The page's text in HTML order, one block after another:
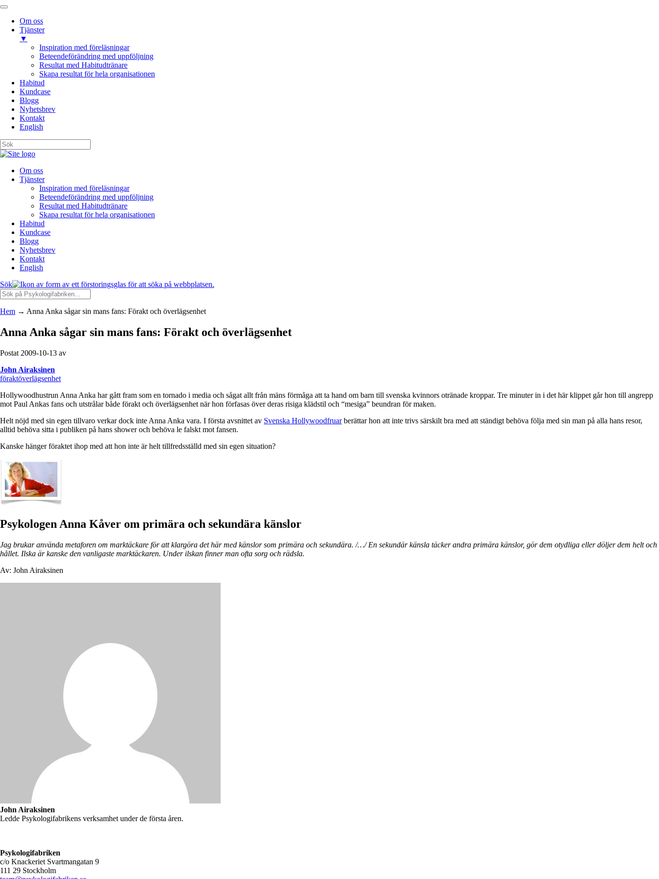
Om oss
Tjänster
▼
Inspiration med föreläsningar
Beteendeförändring med uppföljning
Resultat med Habitudtränare
Skapa resultat för hela organisationen
Habitud
Kundcase
Blogg
Nyhetsbrev
Kontakt
English
Om oss
Tjänster
Inspiration med föreläsningar
Beteendeförändring med uppföljning
Resultat med Habitudtränare
Skapa resultat för hela organisationen
Habitud
Kundcase
Blogg
Nyhetsbrev
Kontakt
English
Sök
Hem → Anna Anka sågar sin mans fans: Förakt och överlägsenhet
Anna Anka sågar sin mans fans: Förakt och överlägsenhet
Postat 2009-10-13 av
John Airaksinen
föraktöverlägsenhet
Hollywoodhustrun Anna Anka har gått fram som en tornado i media och sågat allt från mäns förmåga att ta hand om barn till svenska kvinnors otränade kroppar. Tre minuter in i det här klippet går hon till angrepp
mot Paul Ankas fans och utstrålar både förakt och överlägsenhet när hon förfasas över deras risiga klädstil och “mesiga” beundran för maken.
Helt nöjd med sin egen tillvaro verkar dock inte Anna Anka vara. I första avsnittet av Svenska Hollywoodfruarberättar hon att inte trivs särskilt bra med att ständigt behöva följa med sin man på alla hans resor,
alltid behöva sitta i publiken på hans shower och behöva le falskt mot fansen.
Kanske hänger föraktet ihop med att hon inte är helt tillfredsställd med sin egen situation?
Psykologen Anna Kåver om primära och sekundära känslor
Jag brukar använda metaforen om marktäckare för att klargöra det här med känslor som primära och sekundära. /…/ En sekundär känsla täcker andra primära känslor, gör dem otydliga eller döljer dem helt och
hållet. Ilska är kanske den vanligaste marktäckaren. Under ilskan finner man ofta sorg och rädsla.
Av: John Airaksinen
John Airaksinen
Ledde Psykologifabrikens verksamhet under de första åren.
Psykologifabriken
c/o Knackeriet Svartmangatan 9
111 29 Stockholm